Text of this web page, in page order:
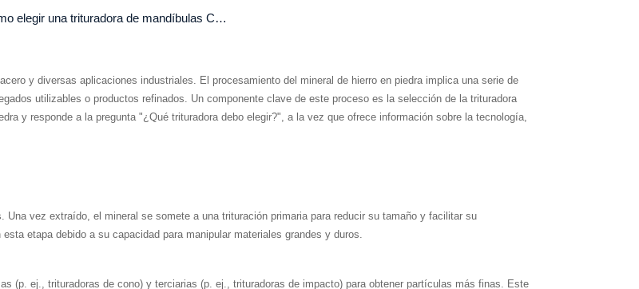
¿Cómo elegir una trituradora de mandíbulas C120 de buena calidad?
y diversas aplicaciones industriales. El procesamiento del mineral de hierro en piedra implica una serie de
utilizables o productos refinados. Un componente clave de este proceso es la selección de la trituradora
y responde a la pregunta "¿Qué trituradora debo elegir?", a la vez que ofrece información sobre la tecnología,
vez extraído, el mineral se somete a una trituración primaria para reducir su tamaño y facilitar su
etapa debido a su capacidad para manipular materiales grandes y duros.
(p. ej., trituradoras de cono) y terciarias (p. ej., trituradoras de impacto) para obtener partículas más finas. Este